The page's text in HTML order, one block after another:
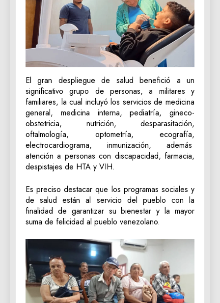
El gran despliegue de salud benefició a un
significativo grupo de personas, a militares y
familiares, la cual incluyó los servicios de medicina
general, medicina interna, pediatría, gineco-
obstetricia, nutrición, desparasitación,
oftalmología, optometría, ecografía,
electrocardiograma, inmunización, además
atención a personas con discapacidad, farmacia,
despistajes de HTA y VIH.
Es preciso destacar que los programas sociales y
de salud están al servicio del pueblo con la
finalidad de garantizar su bienestar y la mayor
suma de felicidad al pueblo venezolano.